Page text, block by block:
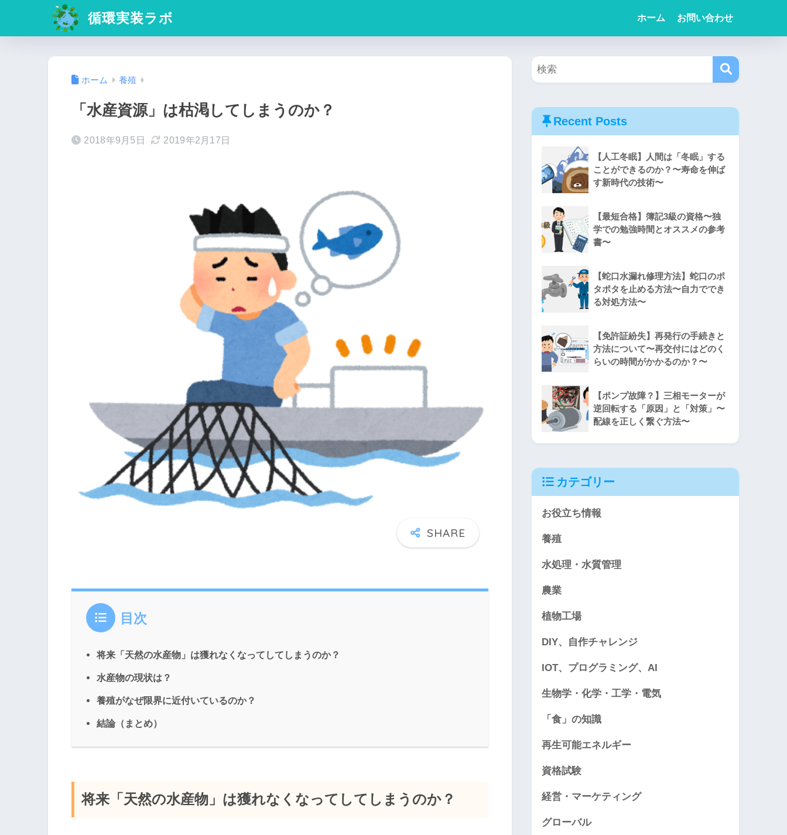
循環実装ラボ ホーム お問い合わせ
ホーム 養殖
「水産資源」は枯渇してしまうのか？
2018年9月5日 2019年2月17日
目次
将来「天然の水産物」は獲れなくなってしてしまうのか？
水産物の現状は？
養殖がなぜ限界に近付いているのか？
結論（まとめ）
将来「天然の水産物」は獲れなくなってしてしまうのか？
Recent Posts
【人工冬眠】人間は「冬眠」する
ことができるのか？〜寿命を伸ば
す新時代の技術〜
【最短合格】簿記3級の資格〜独
学での勉強時間とオススメの参考
書〜
【蛇口水漏れ修理方法】蛇口のポ
タポタを止める方法〜自力ででき
る対処方法〜
【免許証紛失】再発行の手続きと
方法について〜再交付にはどのく
らいの時間がかかるのか？〜
【ポンプ故障？】三相モーターが
逆回転する「原因」と「対策」〜
配線を正しく繋ぐ方法〜
カテゴリー
お役立ち情報
養殖
水処理・水質管理
農業
植物工場
DIY、自作チャレンジ
IOT、プログラミング、AI
生物学・化学・工学・電気
「食」の知識
再生可能エネルギー
資格試験
経営・マーケティング
グローバル